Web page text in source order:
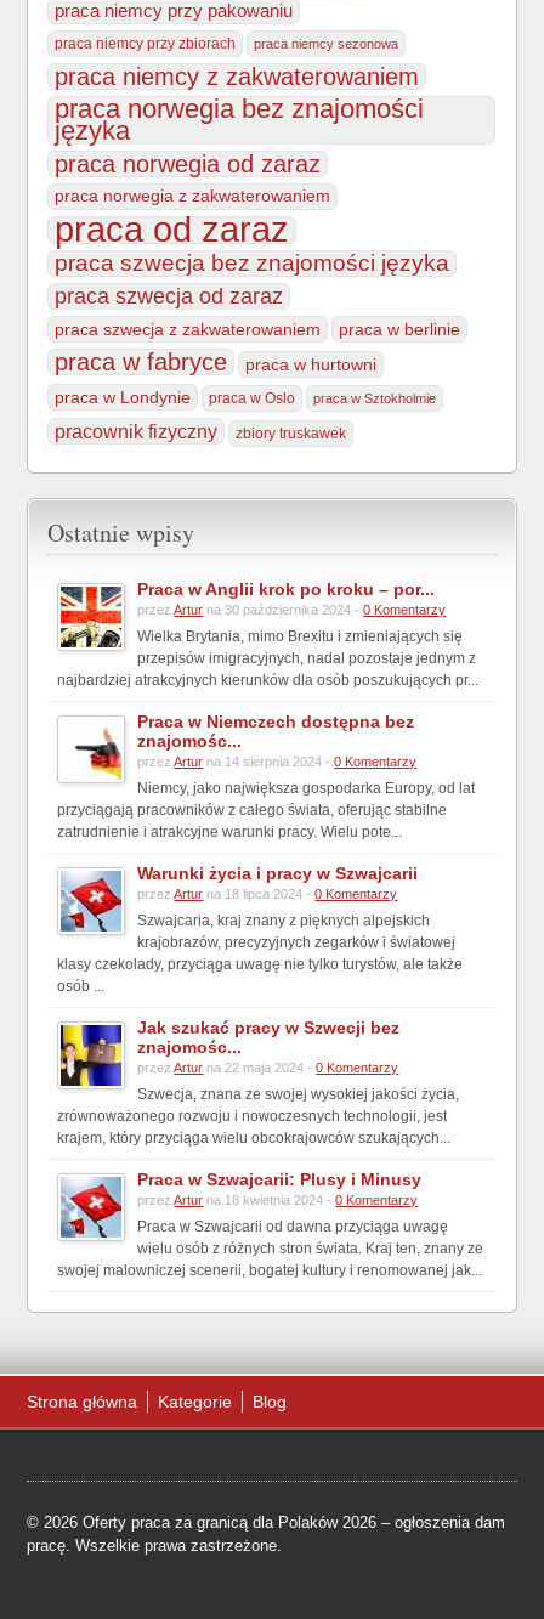
praca niemcy przy pakowaniu
praca niemcy przy zbiorach praca niemcy sezonowa
praca niemcy z zakwaterowaniem
praca norwegia bez znajomości
języka
praca norwegia od zaraz
praca norwegia z zakwaterowaniem
praca od zaraz
praca szwecja bez znajomości języka
praca szwecja od zaraz
praca szwecja z zakwaterowaniem praca w berlinie
praca w fabryce
praca w hurtowni
praca w Londynie
praca w Oslo praca w Sztokholmie
pracownik fizyczny zbiory truskawek
Ostatnie wpisy
Praca w Anglii krok po kroku – por...
przezArtur na 30 października 2024 -0 Komentarzy
Wielka Brytania, mimo Brexitu i zmieniających się
przepisów imigracyjnych, nadal pozostaje jednym z
najbardziej atrakcyjnych kierunków dla osób poszukujących pr...
Praca w Niemczech dostępna bez
znajomośc...
przezArtur na 14 sierpnia 2024 -0 Komentarzy
Niemcy, jako największa gospodarka Europy, od lat
przyciągają pracowników z całego świata, oferując stabilne
zatrudnienie i atrakcyjne warunki pracy. Wielu pote...
Warunki życia i pracy w Szwajcarii
przezArtur na 18 lipca 2024 -0 Komentarzy
Szwajcaria, kraj znany z pięknych alpejskich
krajobrazów, precyzyjnych zegarków i światowej
klasy czekolady, przyciąga uwagę nie tylko turystów, ale także
osób ...
Jak szukać pracy w Szwecji bez
znajomośc...
przezArtur na 22 maja 2024 -0 Komentarzy
Szwecja, znana ze swojej wysokiej jakości życia,
zrównoważonego rozwoju i nowoczesnych technologii, jest
krajem, który przyciąga wielu obcokrajowców szukających...
Praca w Szwajcarii: Plusy i Minusy
przezArtur na 18 kwietnia 2024 -0 Komentarzy
Praca w Szwajcarii od dawna przyciąga uwagę
wielu osób z różnych stron świata. Kraj ten, znany ze
swojej malowniczej scenerii, bogatej kultury i renomowanej jak...
Strona główna Kategorie Blog
© 2026 Oferty praca za granicą dla Polaków 2026 – ogłoszenia dam
pracę. Wszelkie prawa zastrzeżone.